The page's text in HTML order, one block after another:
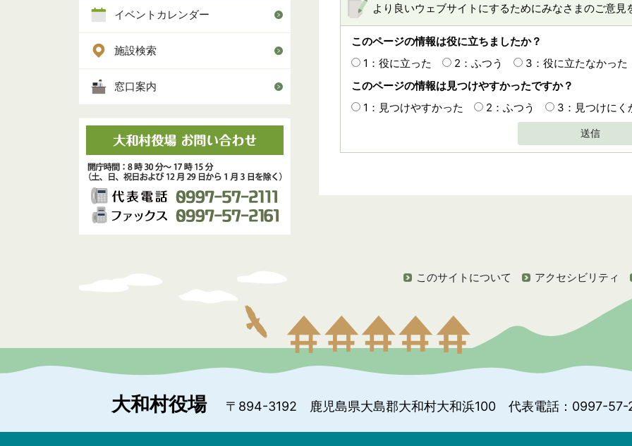
イベントカレンダー
施設検索
窓口案内
より良いウェブサイトにするためにみなさまのご意見
このページの情報は役に立ちましたか？
1：役に立った
2：ふつう
3：役に立たなかった
このページの情報は見つけやすかったですか？
1：見つけやすかった
2：ふつう 3：見つけにく
送信
このサイトについて アクセシビリティ
大和村役場 〒894-3192 鹿児島県大島郡大和村大和浜100 代表電話：0997-57-